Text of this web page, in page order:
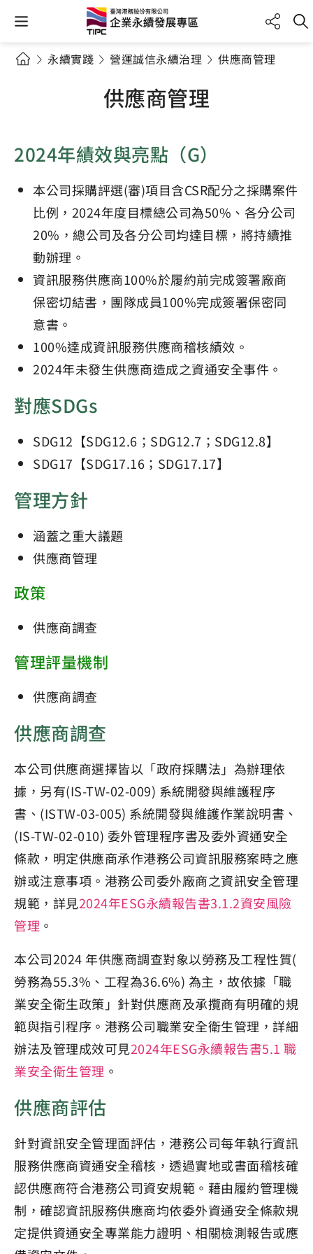
永續實踐 營運誠信永續治理 供應商管理
供應商管理
2024年績效與亮點（G）
本公司採購評選(審)項目含CSR配分之採購案件
比例，2024年度目標總公司為50%、各分公司
20%，總公司及各分公司均達目標，將持續推
動辦理。
資訊服務供應商100%於履約前完成簽署廠商
保密切結書，團隊成員100%完成簽署保密同
意書。
100%達成資訊服務供應商稽核績效。
2024年未發生供應商造成之資通安全事件。
對應SDGs
SDG12【SDG12.6；SDG12.7；SDG12.8】
SDG17【SDG17.16；SDG17.17】
管理方針
涵蓋之重大議題
供應商管理
政策
供應商調查
管理評量機制
供應商調查
供應商調查
本公司供應商選擇皆以「政府採購法」為辦理依
據，另有(IS-TW-02-009) 系統開發與維護程序
書、(ISTW-03-005) 系統開發與維護作業說明書、
(IS-TW-02-010) 委外管理程序書及委外資通安全
條款，明定供應商承作港務公司資訊服務案時之應
辦或注意事項。港務公司委外廠商之資訊安全管理
規範，詳見2024年ESG永續報告書3.1.2資安風險
管理 。
本公司2024 年供應商調查對象以勞務及工程性質(
勞務為55.3%、工程為36.6%) 為主，故依據「職
業安全衛生政策」針對供應商及承攬商有明確的規
範與指引程序。港務公司職業安全衛生管理，詳細
辦法及管理成效可見2024年ESG永續報告書5.1 職
業安全衛生管理 。
供應商評估
針對資訊安全管理面評估，港務公司每年執行資訊
服務供應商資通安全稽核，透過實地或書面稽核確
認供應商符合港務公司資安規範。藉由履約管理機
制，確認資訊服務供應商均依委外資通安全條款規
定提供資通安全專業能力證明、相關檢測報告或應